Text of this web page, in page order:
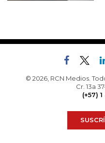
© 2026, RCN Medios.
Cr. 13a
(+57)